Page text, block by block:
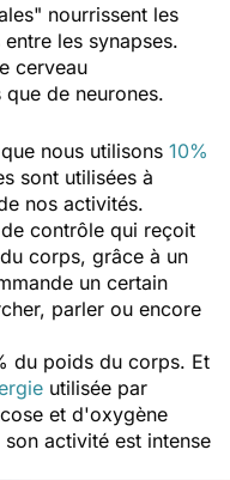
nourrissent les
les synapses.
cerveau
de neurones.
nous utilisons 10%
sont utilisées à
nos activités.
contrôle qui reçoit
corps, grâce à un
un certain
parler ou encore
du poids du corps. Et
utilisée par
et d'oxygène
activité est intense